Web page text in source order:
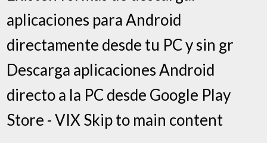
aplicaciones para Android
directamente desde tu PC y sin gr
Descarga aplicaciones Android
directo a la PC desde Google Play
Store - VIX Skip to main content